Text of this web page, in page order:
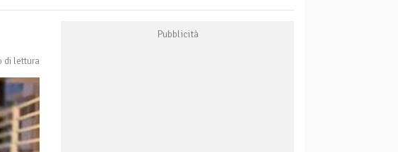
di lettura